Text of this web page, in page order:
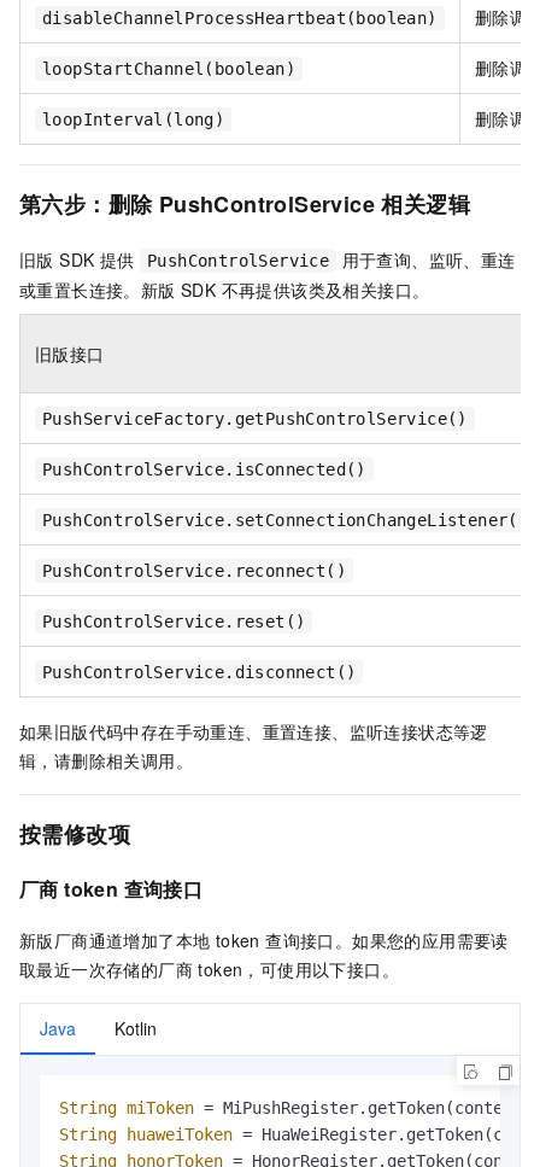
disableChannelProcessHeartbeat(boolean) 删除调
loopStartChannel(boolean) 删除调
loopInterval(long) 删除调
第六步：删除 PushControlService 相关逻辑
旧版 SDK 提供 PushControlService
用于查询、监听、重连
或重置长连接。新版 SDK 不再提供该类及相关接口。
旧版接口
PushServiceFactory.getPushControlService()
PushControlService.isConnected()
PushControlService.reconnect()
PushControlService.reset()
PushControlService.disconnect()
如果旧版代码中存在手动重连、重置连接、监听连接状态等逻
辑，请删除相关调用。
按需修改项
厂商 token 查询接口
新版厂商通道增加了本地 token 查询接口。如果您的应用需要读
取最近一次存储的厂商 token，可使用以下接口。
Java Kotlin
String miToken =
String
huaweiToken =
String
honorToken =